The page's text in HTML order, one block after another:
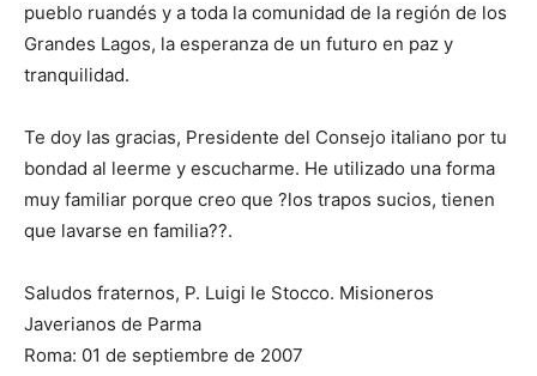
pueblo ruandés y a toda la comunidad de la región de los
Grandes Lagos, la esperanza de un futuro en paz y
tranquilidad.
Te doy las gracias, Presidente del Consejo italiano por tu
bondad al leerme y escucharme. He utilizado una forma
muy familiar porque creo que ?los trapos sucios, tienen
que lavarse en familia??.
Saludos fraternos, P. Luigi le Stocco. Misioneros
Javerianos de Parma
Roma: 01 de septiembre de 2007